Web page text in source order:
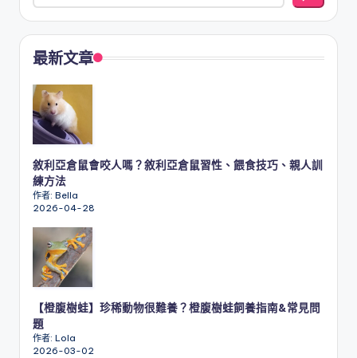
最新文章
敘利亞倉鼠會咬人嗎？敘利亞倉鼠習性、餵食技巧、親人訓
練方法
作者: Bella
2026-04-28
【橙腹樹蛙】珍稀動物很難養？橙腹樹蛙飼養指南&常見問
題
作者: Lola
2026-03-02